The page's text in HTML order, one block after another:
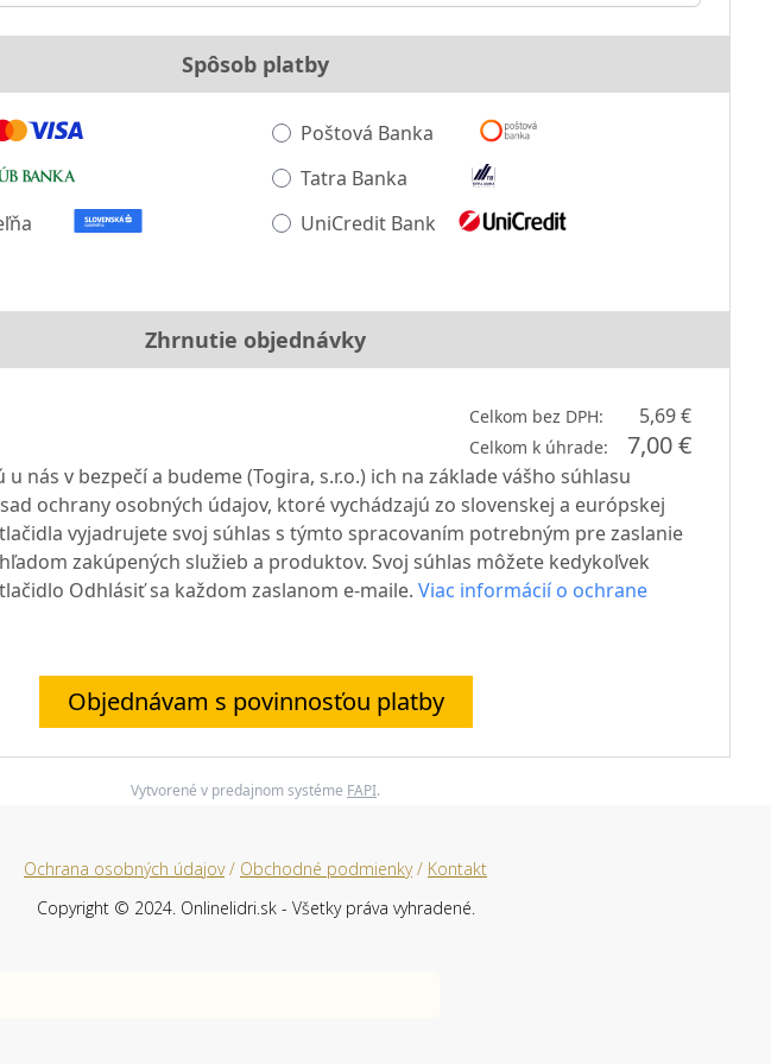
Spôsob platby
Poštová Banka
Tatra Banka
UniCredit Bank
Zhrnutie objednávky
Celkom bez DPH: 5,69 €
Celkom k úhrade: 7,00 €
u nás v bezpečí a budeme (Togira, s.r.o.) ich na základe vášho súhlasu
ochrany osobných údajov, ktoré vychádzajú zo slovenskej a európskej
vyjadrujete svoj súhlas s týmto spracovaním potrebným pre zaslanie
zakúpených služieb a produktov. Svoj súhlas môžete kedykoľvek
Odhlásiť sa každom zaslanom e-maile. Viac informácií o ochrane
Objednávam s povinnosťou platby
Vytvorené v predajnom systéme FAPI.
Ochrana osobných údajov/ Obchodné podmienky/ Kontakt
Copyright © 2024. Onlinelidri.sk - Všetky práva vyhradené.